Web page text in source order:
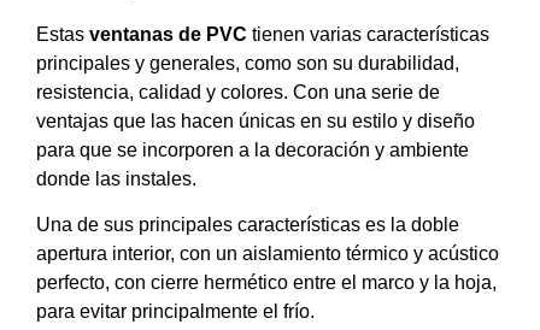
Estas ventanas de PVC tienen varias características
principales y generales, como son su durabilidad,
resistencia, calidad y colores. Con una serie de
ventajas que las hacen únicas en su estilo y diseño
para que se incorporen a la decoración y ambiente
donde las instales.
Una de sus principales características es la doble
apertura interior, con un aislamiento térmico y acústico
perfecto, con cierre hermético entre el marco y la hoja,
para evitar principalmente el frío.